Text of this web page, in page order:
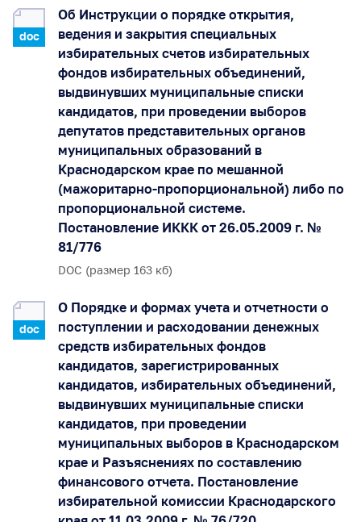
doc
Об Инструкции о порядке открытия,
ведения и закрытия специальных
избирательных счетов избирательных
фондов избирательных объединений,
выдвинувших муниципальные списки
кандидатов, при проведении выборов
депутатов представительных органов
муниципальных образований в
Краснодарском крае по мешанной
(мажоритарно-пропорциональной) либо по
пропорциональной системе.
Постановление ИККК от 26.05.2009 г. №
81/776
DOC (размер 163 кб)
doc
О Порядке и формах учета и отчетности о
поступлении и расходовании денежных
средств избирательных фондов
кандидатов, зарегистрированных
кандидатов, избирательных объединений,
выдвинувших муниципальные списки
кандидатов, при проведении
муниципальных выборов в Краснодарском
крае и Разъяснениях по составлению
финансового отчета. Постановление
избирательной комиссии Краснодарского